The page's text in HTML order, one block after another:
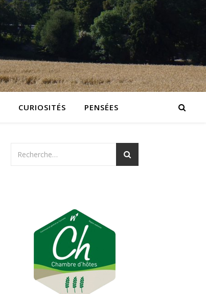
CURIOSITÉS PENSÉES